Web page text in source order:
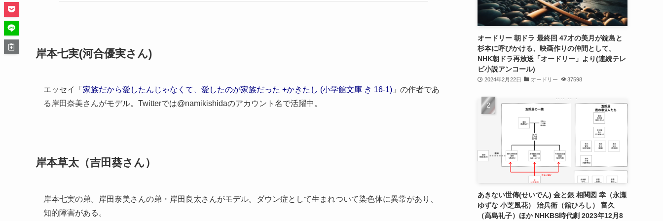
岸本七実(河合優実さん)
エッセイ「 家族だから愛したんじゃなくて、愛したのが家族だった +かきたし (小学館文庫 き 16-1) 」の作者であ
る岸田奈美さんがモデル。Twitterでは@namikishidaのアカウント名で活躍中。
岸本草太（吉田葵さん）
岸本七実の弟。岸田奈美さんの弟・岸田良太さんがモデル。ダウン症として生まれついて染色体に異常があり、
知的障害がある。
オードリー 朝ドラ 最終回 47才の美月が錠島と
杉本に呼びかける、映画作りの仲間として。
NHK朝ドラ再放送「オードリー」より(連続テレ
ビ小説アンコール)
2024年2月22日 オードリー 37598
あきない世傳(せいでん) 金と銀 相関図 幸（永瀬
ゆずな 小芝風花） 治兵衛（舘ひろし） 富久
（高島礼子）ほか NHKBS時代劇 2023年12月8